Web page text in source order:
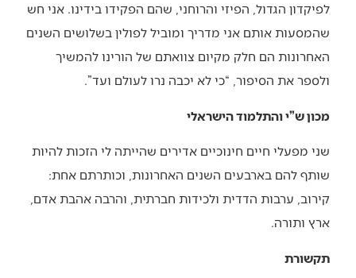
לפיקדון הגדול, הפיזי והרוחני, שהם הפקידו בידינו. אני חש
שהמסעות אותם אני מדריך ומוביל לפולין בשלושים השנים
האחרונות הם חלק מקיום צוואתם של הורינו להמשיך
ולספר את הסיפור, “כי לא יכבה נרו לעולם ועד”.
מכון ש”י והתלמוד הישראלי
שני מפעלי חיים חינוכיים אדירים שהייתה לי הזכות להיות
שותף להם בארבעים השנים האחרונות, וכותרתם אחת:
קירוב, ערבות הדדית ולכידות חברתית, והרבה אהבת אדם,
ארץ ותורה.
תקשורת